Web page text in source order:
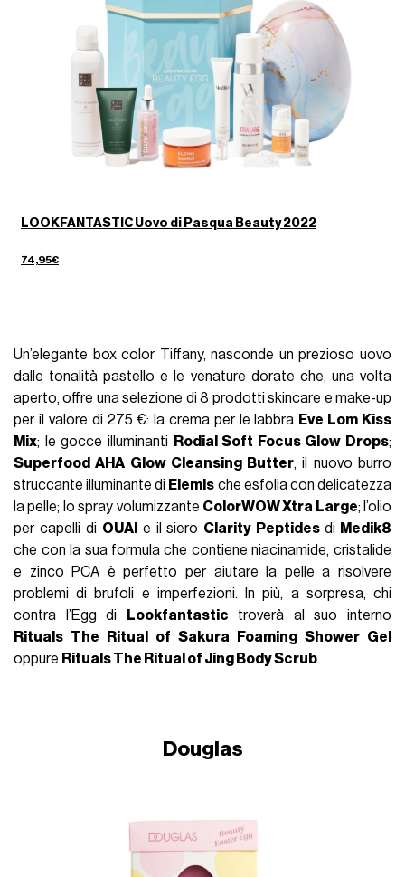
LOOKFANTASTIC Uovo di Pasqua Beauty 2022
74,95€
Un’elegante box color Tiffany, nasconde un prezioso uovo
dalle tonalità pastello e le venature dorate che, una volta
aperto, offre una selezione di 8 prodotti skincare e make-up
per il valore di 275 €: la crema per le labbra Eve Lom Kiss
Mix; le gocce illuminanti Rodial Soft Focus Glow Drops;
Superfood AHA Glow Cleansing Butter, il nuovo burro
struccante illuminante di Elemis che esfolia con delicatezza
la pelle; lo spray volumizzante ColorWOW Xtra Large; l’olio
per capelli di OUAI e il siero Clarity Peptidesdi Medik8
che con la sua formula che contiene niacinamide, cristalide
e zinco PCA è perfetto per aiutare la pelle a risolvere
problemi di brufoli e imperfezioni. In più, a sorpresa, chi
contra l’Egg di
Lookfantastic troverà al suo interno
Rituals The Ritual of Sakura Foaming Shower Gel
oppure Rituals The Ritual of Jing Body Scrub.
Douglas